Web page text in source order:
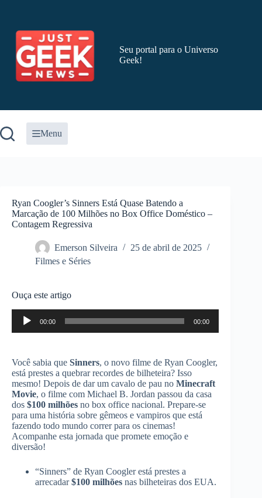
conteúdo
Seu portal para o Universo
Geek!
Menu
Ryan Coogler’s Sinners Está Quase Batendo a
Marcação de 100 Milhões no Box Office Doméstico –
Contagem Regressiva
Emerson Silveira
25 de abril de 2025
Filmes e Séries
Ouça este artigo
Tocador
áudio
00:00 00:00
Você sabia que Sinners, o novo filme de Ryan Coogler,
está prestes a quebrar recordes de bilheteira? Isso
mesmo! Depois de dar um cavalo de pau no Minecraft
Movie, o filme com Michael B. Jordan passou da casa
dos $100 milhões no box office nacional. Prepare-se
para uma história sobre gêmeos e vampiros que está
fazendo todo mundo correr para os cinemas!
Acompanhe esta jornada que promete emoção e
diversão!
“Sinners” de Ryan Coogler está prestes a
arrecadar$100 milhões nas bilheteiras dos EUA.